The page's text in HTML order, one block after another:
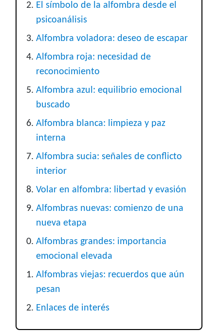
El símbolo de la alfombra desde el
psicoanálisis
Alfombra voladora: deseo de escapar
Alfombra roja: necesidad de
reconocimiento
Alfombra azul: equilibrio emocional
buscado
Alfombra blanca: limpieza y paz
interna
Alfombra sucia: señales de conflicto
interior
Volar en alfombra: libertad y evasión
Alfombras nuevas: comienzo de una
nueva etapa
Alfombras grandes: importancia
emocional elevada
Alfombras viejas: recuerdos que aún
pesan
Enlaces de interés